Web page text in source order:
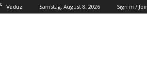
C Vaduz Samstag, August 8, 2026 Sign in /